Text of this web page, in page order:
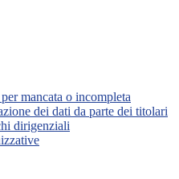
mancata o incompleta
dei dati da parte dei titolari
dirigenziali